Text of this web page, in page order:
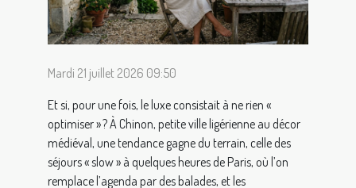
Mardi 21 juillet 2026 09:50
Et si, pour une fois, le luxe consistait à ne rien «
optimiser » ? À Chinon, petite ville ligérienne au décor
médiéval, une tendance gagne du terrain, celle des
séjours « slow » à quelques heures de Paris, où l’on
remplace l’agenda par des balades, et les